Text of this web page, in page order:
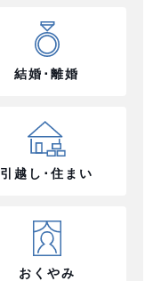
結婚･離婚
引越し･住まい
おくやみ